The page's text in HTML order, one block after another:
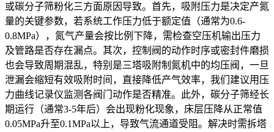
或碳分子筛粉化三方面原因导致。首先，吸附压力是决定产氮
量的关键参数，若系统工作压力低于额定值（通常为0.6-
0.8MPa），氮气产量会按比例下降，需检查空压机输出压力
及管路是否存在漏点。其次，控制阀的动作时序或密封件磨损
也会导致周期混乱，特别是三塔吸附制氮机中的均压阀，一旦
泄漏会缩短有效吸附时间，直接降低产气效率，我们建议用压
力曲线记录仪监测各阀门动作是否精准。此外，碳分子筛经长
期运行（通常3-5年后）会出现粉化现象，床层压降从正常值
0.05MPa升至0.1MPa以上，导致气流通道受阻。解决时需拆塔